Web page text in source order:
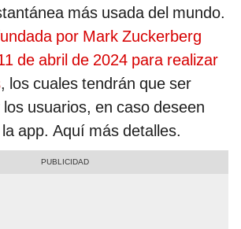
más usada del mundo.
por Mark Zuckerberg
de abril de 2024 para realizar
, los cuales tendrán que ser
usuarios, en caso deseen
app. Aquí más detalles.